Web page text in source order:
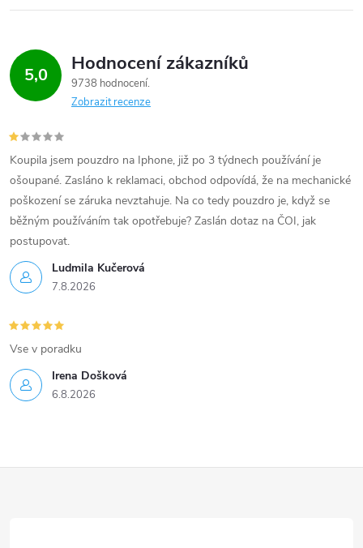
5,0 Hodnocení zákazníků
9738 hodnocení
Zobrazit recenze
Ludmila Kučerová
7.8.2026
Koupila jsem pouzdro na Iphone, již po 3 týdnech používání je
ošoupané. Zasláno k reklamaci, obchod odpovídá, že na mechanické
poškození se záruka nevztahuje. Na co tedy pouzdro je, když se
běžným používáním tak opotřebuje? Zaslán dotaz na ČOI, jak
postupovat.
Irena Došková
6.8.2026
Vse v poradku